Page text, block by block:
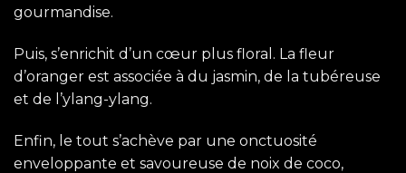
gourmandise.
Puis, s’enrichit d’un cœur plus floral. La fleur
d’oranger est associée à du jasmin, de la tubéreuse
et de l’ylang-ylang.
Enfin, le tout s’achève par une onctuosité
enveloppante et savoureuse de noix de coco,